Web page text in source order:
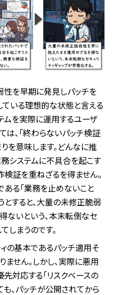
性を早期に発見しパッチを
ている理想的な状態と言える
ムを実際に運用するユーザ
は、「終わらないパッチ検証
りを意味します。どんなに推
システムに不具合を起こす
検証を重ねざるを得ません。
ある「業務を止めないこと
とすると、大量の未修正脆弱
ないという、本末転倒なセ
しまうのです。
の基本であるパッチ適用そ
せん。しかし、実際に悪用
対応する「リスクベースの
、パッチが公開されてから